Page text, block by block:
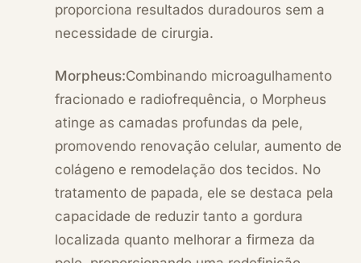
proporciona resultados duradouros sem a
necessidade de cirurgia.
Morpheus:Combinando microagulhamento
fracionado e radiofrequência, o Morpheus
atinge as camadas profundas da pele,
promovendo renovação celular, aumento de
colágeno e remodelação dos tecidos. No
tratamento de papada, ele se destaca pela
capacidade de reduzir tanto a gordura
localizada quanto melhorar a firmeza da